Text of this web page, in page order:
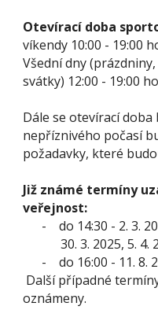
Otevírací doba
víkendy 10:00 - 19:00
Všední dny
svátky) 12:00 - 19:00
Dále se otevírací
nepříznivého počasí
požadavky, které
Již známé termíny
veřejnost:
-
do 14:30 - 2. 3.
30. 3. 2025, 5. 4.
-
do 16:00 - 11. 8.
Další případné
oznámeny.